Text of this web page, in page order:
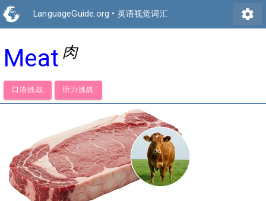
LanguageGuide.org • 英语视觉词汇 settings
Meat 肉
口语挑战 听力挑战